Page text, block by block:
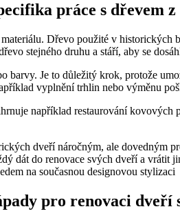
práce s dřevem
Dřevo použité v historických
stejného druhu a stáří, aby se
barvy. Je to důležitý krok, protože
vyplnění trhlin nebo výměnu
například restaurování
dveří náročným, ale dovedným
dát do renovace svých dveří a vrátit
pro renovaci dveří